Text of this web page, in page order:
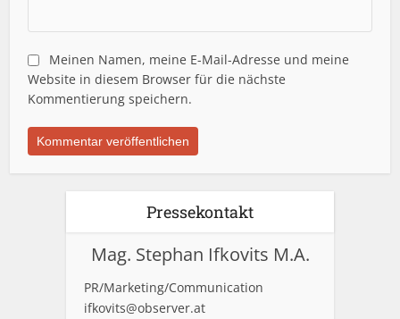
Meinen Namen, meine E-Mail-Adresse und meine
Website in diesem Browser für die nächste
Kommentierung speichern.
Pressekontakt
Mag. Stephan Ifkovits M.A.
PR/Marketing/Communication
ifkovits@observer.at